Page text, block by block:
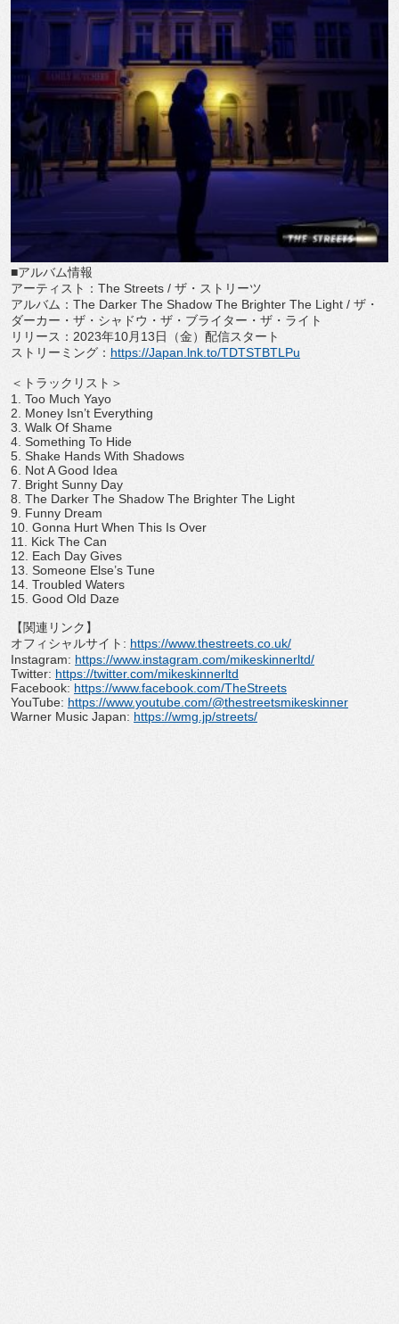
■アルバム情報
アーティスト： The Streets / ザ・ストリーツ
アルバム： The Darker The Shadow The Brighter The Light / ザ・
ダーカー・ザ・シャドウ・ザ・ブライター・ ザ・ライト
リリース： 2023年10月 13日（金）配信スタート
ストリーミング： https://Japan.lnk.to/TDTSTBTLPu
＜トラックリスト＞
1. Too Much Yayo
2. Money Isn’t Everything
3. Walk Of Shame
4. Something To Hide
5. Shake Hands With Shadows
6. Not A Good Idea
7. Bright Sunny Day
8. The Darker The Shadow The Brighter The Light
9. Funny Dream
10. Gonna Hurt When This Is Over
11. Kick The Can
12. Each Day Gives
13. Someone Else’s Tune
14. Troubled Waters
15. Good Old Daze
【関連リンク】
オフィシャルサイト : https://www.thestreets.co.uk/
Instagram: https://www. instagram.com/mikeskinnerltd/
Twitter: https://twitter.com/mikeskinnerltd
Facebook: https://www.facebook.com/TheStreets
YouTube: https://www.youtube. com/@thestreetsmikeskinner
Warner Music Japan: https://wmg.jp/streets/